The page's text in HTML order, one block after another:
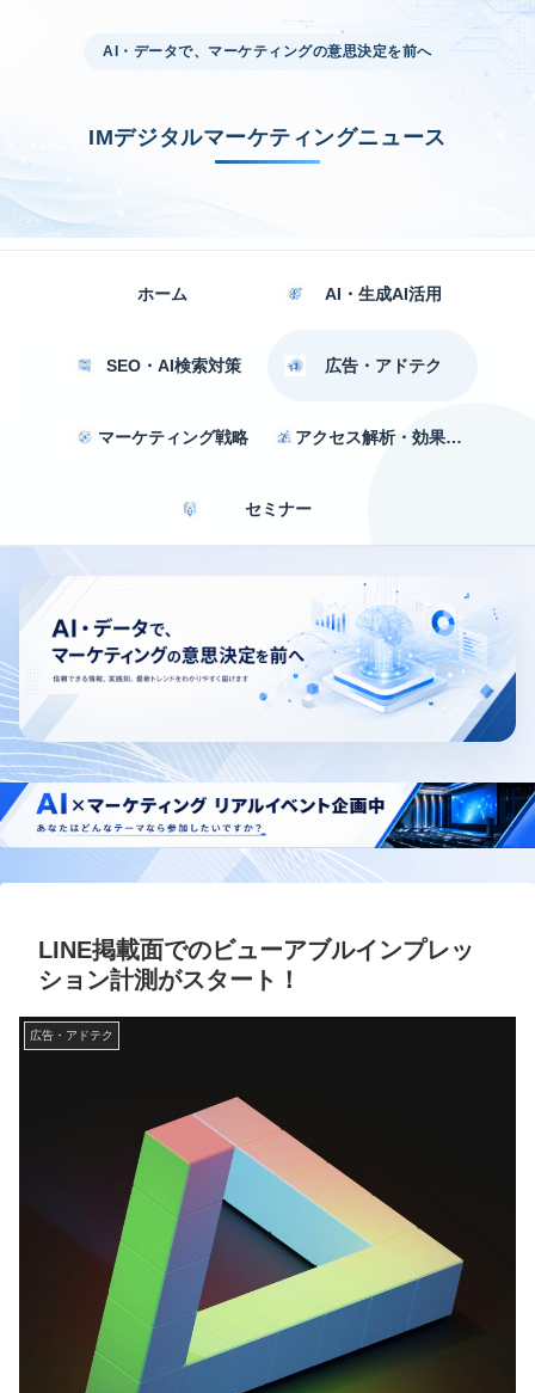
AI・データで、マーケティングの意思決定を前へ
IMデジタルマーケティングニュース
ホーム AI・生成AI活用
SEO・AI検索対策 広告・アドテク
マーケティング戦略 アクセス解析・効果測定
セミナー
LINE掲載面でのビューアブルインプレッ
ション計測がスタート！
広告・アドテク